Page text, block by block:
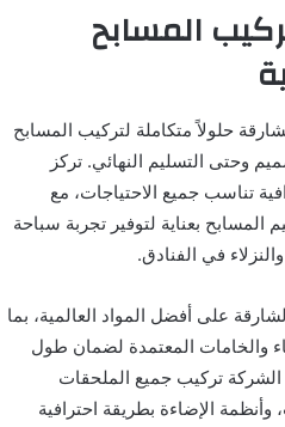
المسابح
حلولاً متكاملة لتركيب المسابح
وحتى التسليم النهائي. تركز
تناسب جميع الاحتياجات، مع
المسابح بعناية لتوفير تجربة سباحة
في الفنادق.
على أفضل المواد العالمية، بما
والخامات المعتمدة لضمان طول
تركيب جميع الملحقات
وأنظمة الإضاءة بطريقة احترافية